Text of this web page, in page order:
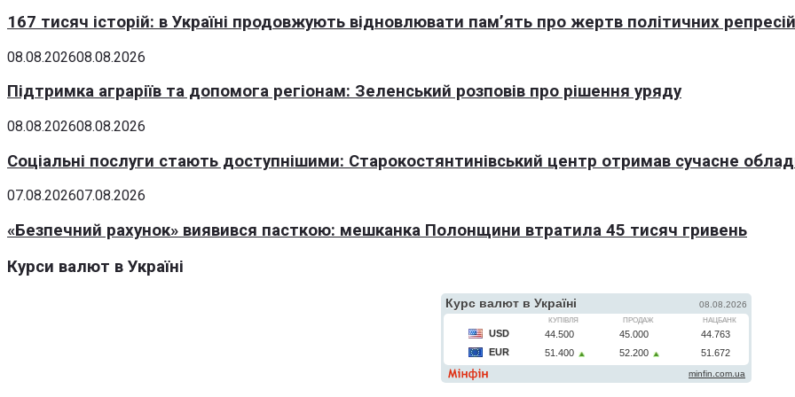
167 тисяч історій: в Україні продовжують відновлювати пам’ять про жертв політичних репресій
08.08.202608.08.2026
Підтримка аграріїв та допомога регіонам: Зеленський розповів про рішення уряду
08.08.202608.08.2026
Соціальні послуги стають доступнішими: Старокостянтинівський центр отримав сучасне
07.08.202607.08.2026
«Безпечний рахунок» виявився пасткою: мешканка Полонщини втратила 45 тисяч гривень
Курси валют в Україні